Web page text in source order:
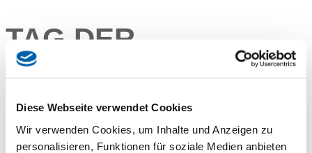
Diese Webseite verwendet Cookies
Wir verwenden Cookies, um Inhalte und Anzeigen zu
personalisieren, Funktionen für soziale Medien anbieten
TAG DER
BAUINDUSTRIE 2023
Die Bauindustrie setzt sich für uns
ein